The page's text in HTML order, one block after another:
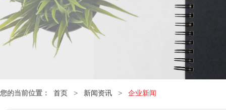
您的当前位置： 首页 > 新闻资讯 > 企业新闻